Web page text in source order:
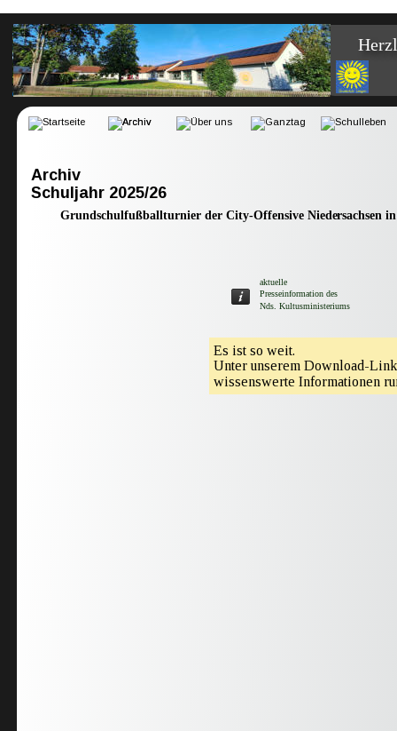
Archiv
Schuljahr 2025/26
aktuelle
Presseinformation des
Nds. Kultusministeriums
Es ist so weit.
Unter unserem Download-
wissenswerte Informationen
Grundschulfußballturnier der City-Offensive Niedersachsen